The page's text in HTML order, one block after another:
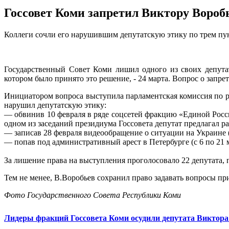
Госсовет Коми запретил Виктору
Коллеги сочли его нарушившим депутатскую этику по трем
Государственный Совет Коми лишил одного из своих
котором было принято это решение, - 24 марта. Вопрос о
Инициатором вопроса выступила парламентская комиссия по
нарушил депутатскую этику:
— обвинив 10 февраля в ряде соцсетей фракцию «Единой
одном из заседаний президиума Госсовета депутат предлагал
— записав 28 февраля видеообращение о ситуации на
— попав под административный арест в Петербурге (с 6 по
За лишение права на выступления проголосовало 22
Тем не менее, В.Воробьев сохранил право задавать вопросы
Фото Государственного Совета Республики Коми
Лидеры фракций Госсовета Коми осудили депутата